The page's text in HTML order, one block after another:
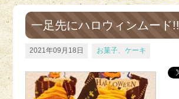
一足先にハロウィンムード!!
2021年09月18日 お菓子、ケーキ